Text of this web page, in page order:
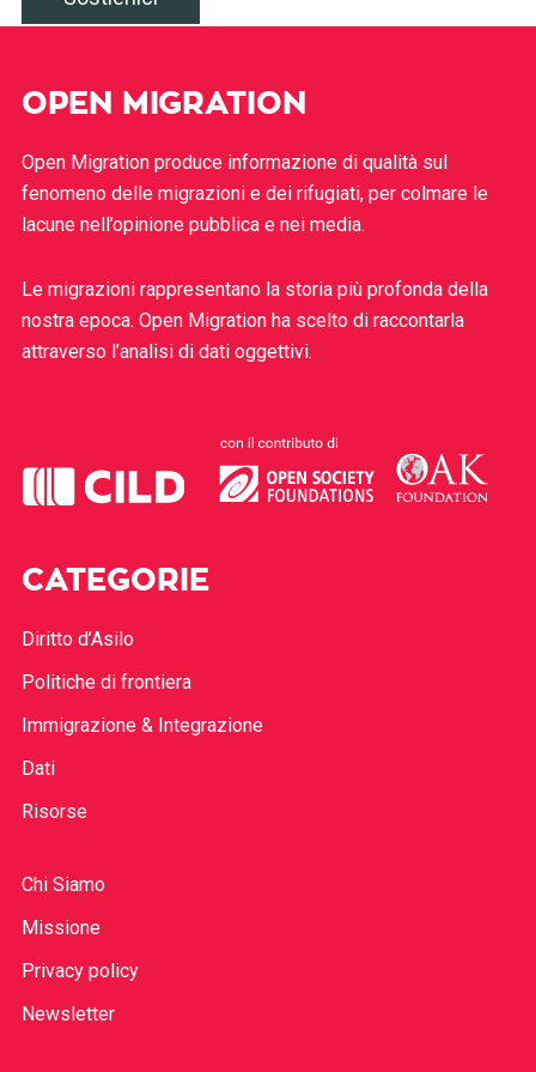
OPEN MIGRATION
Open Migration produce informazione di qualità sul
fenomeno delle migrazioni e dei rifugiati, per colmare le
lacune nell’opinione pubblica e nei media.
Le migrazioni rappresentano la storia più profonda della
nostra epoca. Open Migration ha scelto di raccontarla
attraverso l’analisi di dati oggettivi.
CATEGORIE
Diritto d’Asilo
Politiche di frontiera
Immigrazione & Integrazione
Dati
Risorse
Chi Siamo
Missione
Privacy policy
Newsletter